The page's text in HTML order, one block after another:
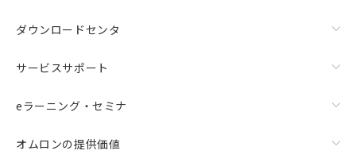
ダウンロードセンタ
サービスサポート
eラーニング・セミナ
オムロンの提供価値